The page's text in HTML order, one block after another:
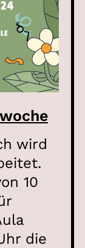
wird
10
die